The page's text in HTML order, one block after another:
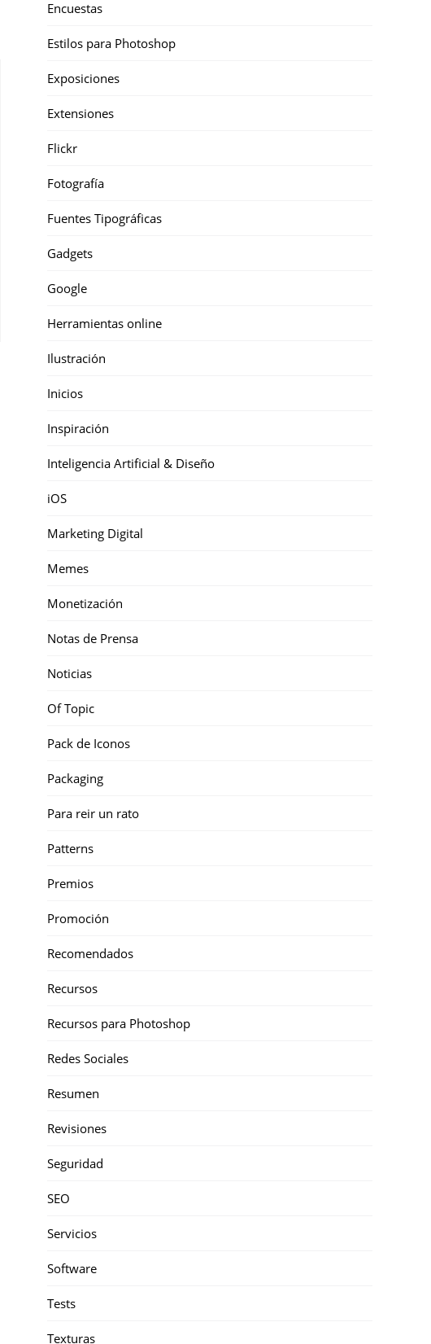
Encuestas
Estilos para Photoshop
Exposiciones
Extensiones
Flickr
Fotografía
Fuentes Tipográficas
Gadgets
Google
Herramientas online
Ilustración
Inicios
Inspiración
Inteligencia Artificial & Diseño
iOS
Marketing Digital
Memes
Monetización
Notas de Prensa
Noticias
Of Topic
Pack de Iconos
Packaging
Para reir un rato
Patterns
Premios
Promoción
Recomendados
Recursos
Recursos para Photoshop
Redes Sociales
Resumen
Revisiones
Seguridad
SEO
Servicios
Software
Tests
Texturas